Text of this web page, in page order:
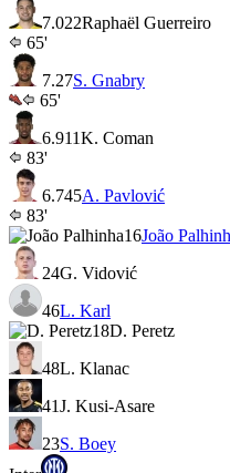
7.022Raphaël Guerreiro
65'
7.27S. Gnabry
65'
6.911K. Coman
83'
6.745A. Pavlović
83'
16João
24G. Vidović
46L. Karl
18D. Peretz
48L. Klanac
41J. Kusi-Asare
23S. Boey